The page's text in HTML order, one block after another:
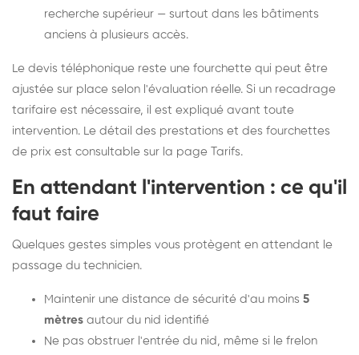
recherche supérieur — surtout dans les bâtiments
anciens à plusieurs accès.
Le devis téléphonique reste une fourchette qui peut être
ajustée sur place selon l'évaluation réelle. Si un recadrage
tarifaire est nécessaire, il est expliqué avant toute
intervention. Le détail des prestations et des fourchettes
de prix est consultable sur la page Tarifs.
En attendant l'intervention : ce qu'il
faut faire
Quelques gestes simples vous protègent en attendant le
passage du technicien.
Maintenir une distance de sécurité d'au moins 5
mètres autour du nid identifié
Ne pas obstruer l'entrée du nid, même si le frelon